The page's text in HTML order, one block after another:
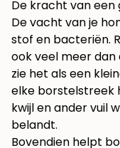
De kracht van
De vacht van je
stof en bacteriën.
ook veel meer dan
zie het als een
elke borstelstreek
kwijl en ander vuil
belandt.
Bovendien helpt